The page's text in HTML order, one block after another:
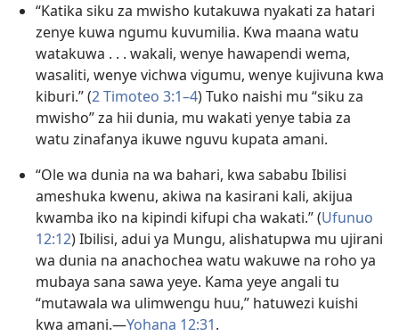
“Katika siku za mwisho kutakuwa nyakati za hatari
zenye kuwa ngumu kuvumilia. Kwa maana watu
watakuwa . . . wakali, wenye hawapendi wema,
wasaliti, wenye vichwa vigumu, wenye kujivuna kwa
kiburi.” (2 Timoteo 3:1–4) Tuko naishi mu “siku za
mwisho” za hii dunia, mu wakati yenye tabia za
watu zinafanya ikuwe nguvu kupata amani.
“Ole wa dunia na wa bahari, kwa sababu Ibilisi
ameshuka kwenu, akiwa na kasirani kali, akijua
kwamba iko na kipindi kifupi cha wakati.” (Ufunuo
12:12) Ibilisi, adui ya Mungu, alishatupwa mu ujirani
wa dunia na anachochea watu wakuwe na roho ya
mubaya sana sawa yeye. Kama yeye angali tu
“mutawala wa ulimwengu huu,” hatuwezi kuishi
kwa amani.​—Yohana 12:31.